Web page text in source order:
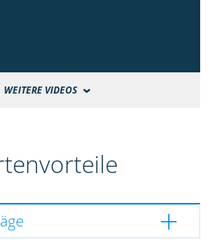
WEITERE VIDEOS